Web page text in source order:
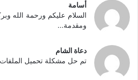
أسامة
السلام عليكم ورحمة الله
ومقدمة...
دعاة الشام
تم حل مشكلة تحميل